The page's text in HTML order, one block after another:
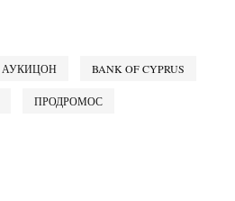
АУКИЦОН BANK OF CYPRUS
ПРОДРОМОС